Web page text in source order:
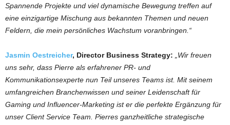
Spannende Projekte und viel dynamische Bewegung treffen auf
eine einzigartige Mischung aus bekannten Themen und neuen
Feldern, die mein persönliches Wachstum voranbringen.“
Jasmin Oestreicher, Director Business Strategy:
„Wir freuen
uns sehr, dass Pierre als erfahrener PR- und
Kommunikationsexperte nun Teil unseres Teams ist. Mit seinem
umfangreichen Branchenwissen und seiner Leidenschaft für
Gaming und Influencer-Marketing ist er die perfekte Ergänzung für
unser Client Service Team. Pierres ganzheitliche strategische